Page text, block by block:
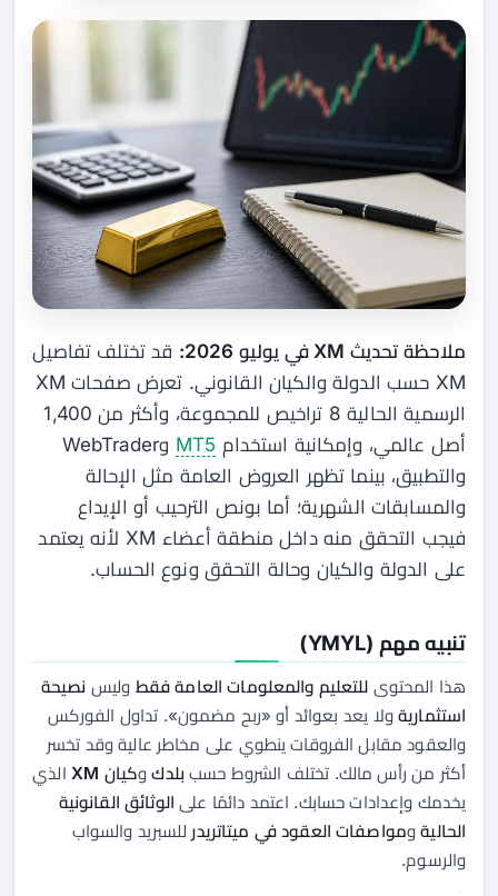
ملاحظة تحديث XM في يوليو 2026:
قد تختلف تفاصيل
XM حسب الدولة والكيان القانوني. تعرض صفحات XM
الرسمية الحالية 8 تراخيص للمجموعة، وأكثر من 1,400
أصل عالمي، وإمكانية استخدام MT5
وWebTrader
والتطبيق، بينما تظهر العروض العامة مثل الإحالة
والمسابقات الشهرية؛ أما بونص الترحيب أو الإيداع
فيجب التحقق منه داخل منطقة أعضاء XM لأنه يعتمد
على الدولة والكيان وحالة التحقق ونوع الحساب.
تنبيه مهم (YMYL)
هذا المحتوى للتعليم والمعلومات العامة فقط وليس نصيحة
استثماريةولا يعد بعوائد أو «ربح مضمون». تداول الفوركس
والعقود مقابل الفروقات ينطوي على مخاطر عالية وقد تخسر
أكثر من رأس مالك. تختلف الشروط حسب بلدكوكيان XM
الذي
يخدمك وإعدادات حسابك. اعتمد دائمًا على الوثائق القانونية
الحاليةومواصفات العقود في ميتاتريدر للسبريد والسواب
والرسوم.